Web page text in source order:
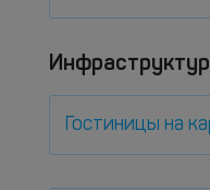
Гостиницы на